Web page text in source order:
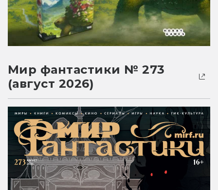
Мир фантастики № 273
(август 2026)